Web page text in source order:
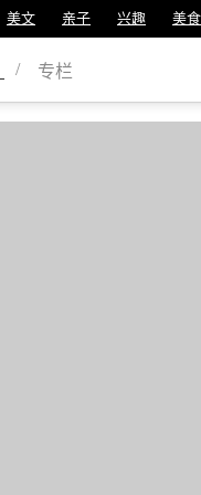
美文 亲子 兴趣 美食
/ 专栏